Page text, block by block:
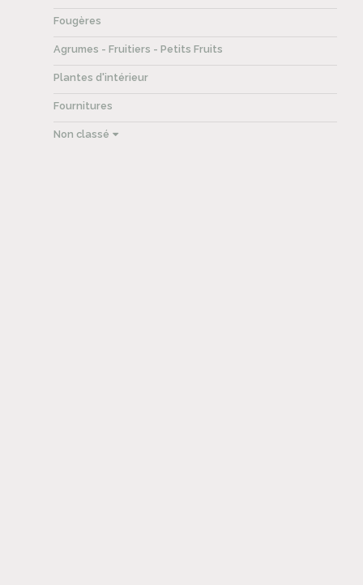
Fougères
Agrumes - Fruitiers - Petits Fruits
Plantes d'intérieur
Fournitures
Non classé